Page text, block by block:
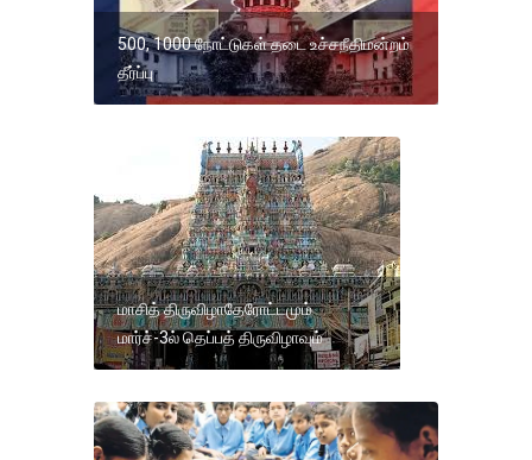
500, 1000 நோட்டுகள் தடை உச்சநீதிமன்றம்
தீர்ப்பு
மாசித் திருவிழாதேரோட்டமும்
மார்ச்-3ல் தெப்பத் திருவிழாவும்